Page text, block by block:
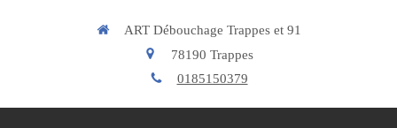
ART Débouchage Trappes et 91
78190 Trappes
0185150379